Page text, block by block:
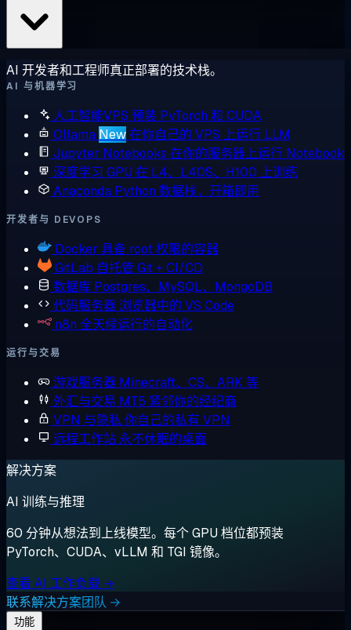
AI 开发者和工程师真正部署的技术栈。
AI 与机器学习
人工智能VPS 预装 PyTorch 和 CUDA
Ollama New在你自己的 VPS 上运行 LLM
Jupyter Notebooks 在你的服务器上运行 Notebook
深度学习 GPU 在 L4、L40S、H100 上训练
Anaconda Python 数据栈，开箱即用
开发者与 DEVOPS
Docker 具备 root 权限的容器
GitLab 自托管 Git + CI/CD
数据库 Postgres、MySQL、MongoDB
代码服务器 浏览器中的 VS Code
n8n 全天候运行的自动化
运行与交易
游戏服务器 Minecraft、CS、ARK 等
外汇与交易 MT5 紧邻你的经纪商
VPN 与隐私 你自己的私有 VPN
远程工作站 永不休眠的桌面
解决方案
AI 训练与推理
60 分钟从想法到上线模型。每个 GPU 档位都预装
PyTorch、CUDA、vLLM 和 TGI 镜像。
查看 AI 工作负载 →
联系解决方案团队 →